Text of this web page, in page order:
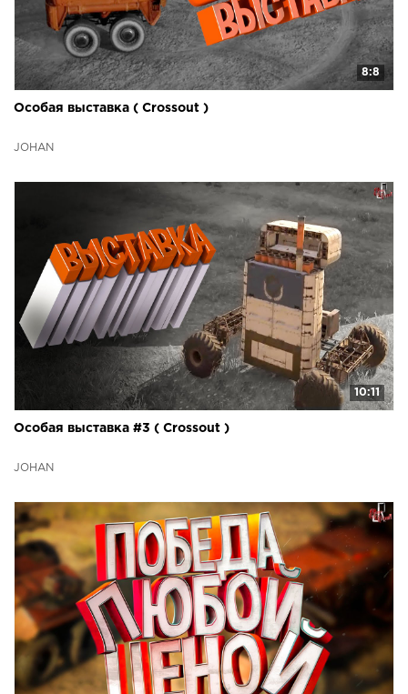
8:8
Особая выставка ( Crossout )
JOHAN
10:11
Особая выставка #3 ( Crossout )
JOHAN